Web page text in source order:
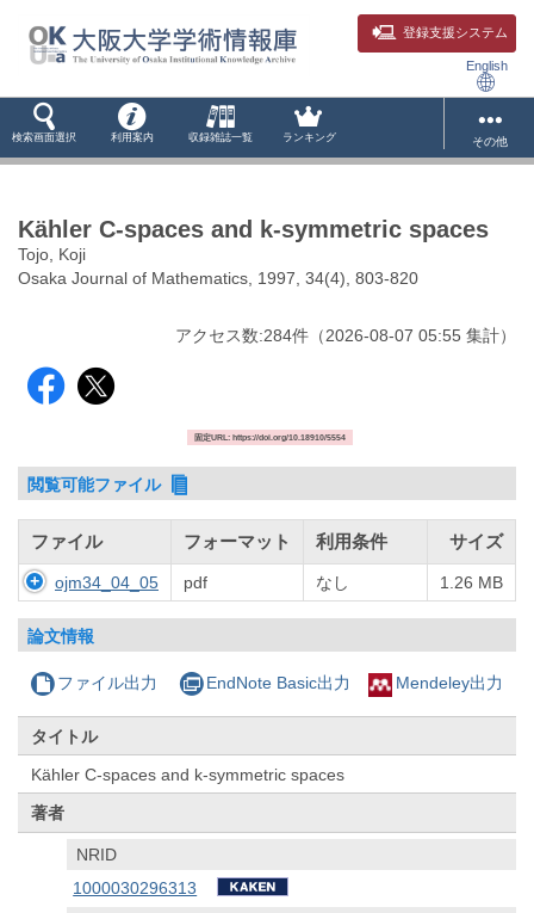
登録支援システム
English
検索画面選択 利用案内 収録雑誌一覧 ランキング その他
Kähler C-spaces and k-symmetric spaces
Tojo, Koji
Osaka Journal of Mathematics, 1997, 34(4), 803-820
アクセス数:284件 （2026-08-07 05:55 集計）
固定URL: https://doi.org/10.18910/5554
閲覧可能ファイル
ファイル フォーマット 利用条件 サイズ
ojm34_04_05 pdf なし 1.26 MB
論文情報
ファイル出力 EndNote Basic出力 Mendeley出力
タイトル
Kähler C-spaces and k-symmetric spaces
著者
NRID
1000030296313